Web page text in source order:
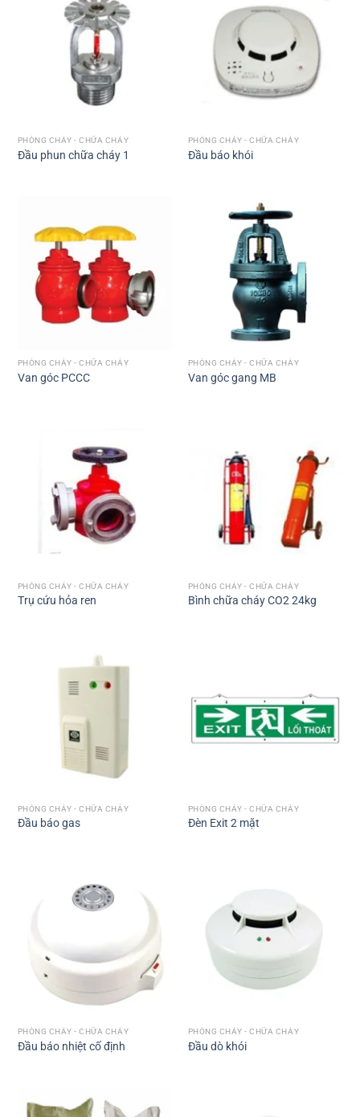
PHÒNG CHÁY - CHỮA CHÁY
Đầu phun chữa cháy 1
PHÒNG CHÁY - CHỮA CHÁY
Đầu báo khói
PHÒNG CHÁY - CHỮA CHÁY
Van góc PCCC
PHÒNG CHÁY - CHỮA CHÁY
Van góc gang MB
PHÒNG CHÁY - CHỮA CHÁY
Trụ cứu hỏa ren
PHÒNG CHÁY - CHỮA CHÁY
Bình chữa cháy CO2 24kg
PHÒNG CHÁY - CHỮA CHÁY
Đầu báo gas
PHÒNG CHÁY - CHỮA CHÁY
Đèn Exit 2 mặt
PHÒNG CHÁY - CHỮA CHÁY
Đầu báo nhiệt cố định
PHÒNG CHÁY - CHỮA CHÁY
Đầu dò khói